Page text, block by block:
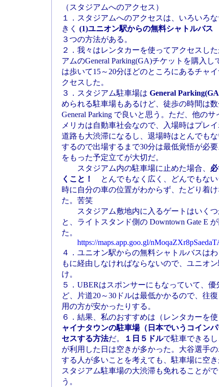
（スタジアムへのアクセス）
１．スタジアムへのアクセスは、いろいろ
きく (1)ユニオン駅からの無料シャトルバ
３つの方法がある。
２．我々はレンタカーを使ってアクセスし
アムのGeneral Parking(GA)チケットを購入
は歩いて15～20分ほどのところにあるチャ
クセスした。
３．スタジアム駐車場は General
められる駐車場もあるけど、徒歩の時間は
General Parking で良いと思う。ただ、他の
メリカは自動車社会なので、入場時はプレ
道路も大渋滞になるし、退場時はとんでも
するので出場するまで30分は最低覚悟が必
をもった予定立てが大切だ。
スタジアム内の駐車場に止めた場合、
くこと！
とんでもなく広く、どんでもな
時に自分の車の位置がわからず、たどり着
た。苦笑
スタジアム敷地内に入るゲートはいくつ
と、ライトスタンド側の Downtown Gate E
た。
https://maps.app.goo.gl/
４．ユニオン駅からの無料シャトルバスは
もに経由しなければならないので、ユニオ
け。
５．UBERはスポンサーにもなっていて、
ど、片道20～30ドルは最低かかるので、往
用の方が安かったりする。
６．結果、私のおすすめは（レンタカーを
ャイナタウンの駐車場（日本でいうコイン
セスする方法だ。 １日５ドルで駐車できる
が利用した日は空きが多かった。大谷選手
する人が多いことを考えても、駐車場に空
スタジアム駐車場の大渋滞も免れることが
う。